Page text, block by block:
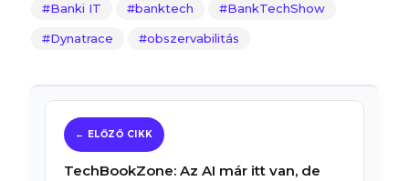
Banki IT banktech BankTechShow
Dynatrace obszervabilitás
TechBookZone: Az AI már itt van, de